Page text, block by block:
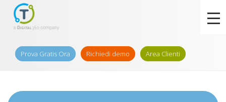
Prova Gratis Ora Richiedi demo Area Clienti